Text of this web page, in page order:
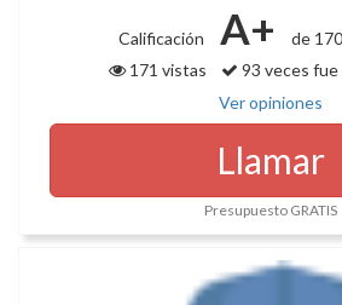
Calificación A+
de
171 vistas
93 veces
Ver opiniones
Llamar
Presupuesto GRATIS